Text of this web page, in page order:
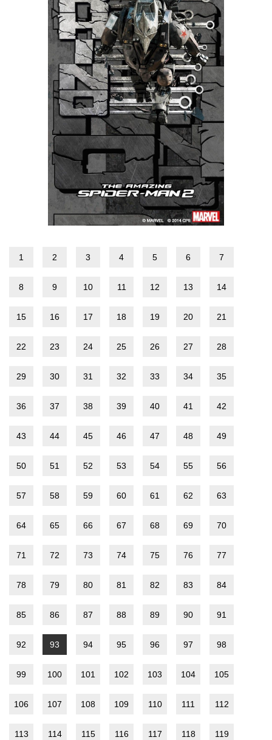
1 2 3 4 5 6 7
8 9 10 11 12 13 14
15 16 17 18 19 20 21
22 23 24 25 26 27 28
29 30 31 32 33 34 35
36 37 38 39 40 41 42
43 44 45 46 47 48 49
50 51 52 53 54 55 56
57 58 59 60 61 62 63
64 65 66 67 68 69 70
71 72 73 74 75 76 77
78 79 80 81 82 83 84
85 86 87 88 89 90 91
92 93 94 95 96 97 98
99 100 101 102 103 104 105
106 107 108 109 110 111 112
113 114 115 116 117 118 119